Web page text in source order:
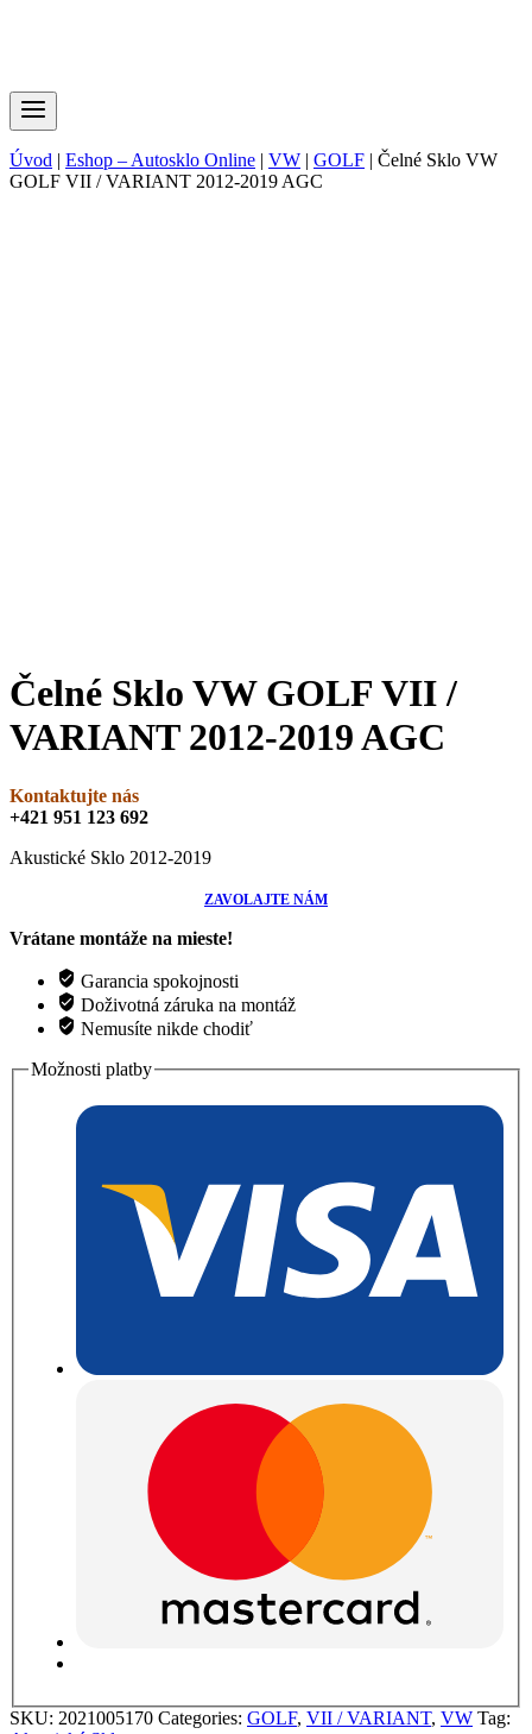
Úvod | Eshop – Autosklo Online | VW | GOLF | Čelné Sklo VW
GOLF VII / VARIANT 2012-2019 AGC
Čelné Sklo VW GOLF VII /
VARIANT 2012-2019 AGC
Kontaktujte nás
+421 951 123 692
Akustické Sklo 2012-2019
ZAVOLAJTE NÁM
Vrátane montáže na mieste!
Garancia spokojnosti
Doživotná záruka na montáž
Nemusíte nikde chodiť
Možnosti platby
SKU: 2021005170 Categories: GOLF, VII / VARIANT, VW Tag: